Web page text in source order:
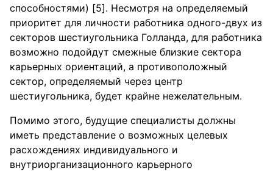
способностями) [5]. Несмотря на определяемый
приоритет для личности работника одного-двух из
секторов шестиугольника Голланда, для работника
возможно подойдут смежные близкие сектора
карьерных ориентаций, а противоположный
сектор, определяемый через центр
шестиугольника, будет крайне нежелательным.
Помимо этого, будущие специалисты должны
иметь представление о возможных целевых
расхождениях индивидуального и
внутриорганизационного карьерного